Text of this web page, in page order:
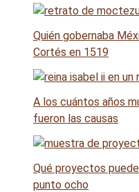
Quién gobernaba
Cortés en 1519
A los cuántos años
fueron las causas
Qué proyectos
punto ocho